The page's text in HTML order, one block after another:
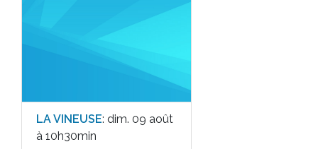
LA VINEUSE: dim. 09 août
à 10h30min